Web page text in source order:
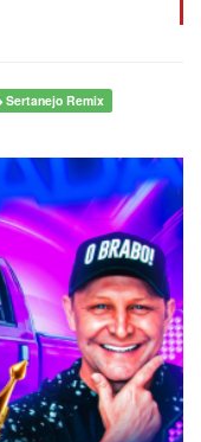
Sertanejo Remix